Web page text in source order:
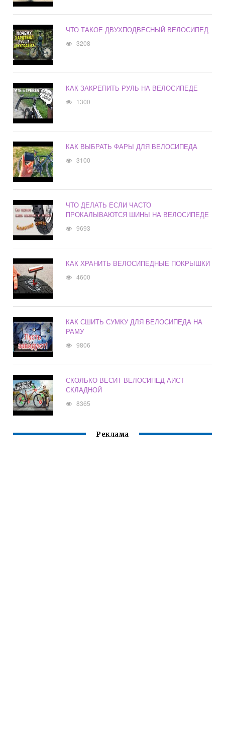
ЧТО ТАКОЕ ДВУХПОДВЕСНЫЙ ВЕЛОСИПЕД
3208
КАК ЗАКРЕПИТЬ РУЛЬ НА ВЕЛОСИПЕДЕ
1300
КАК ВЫБРАТЬ ФАРЫ ДЛЯ ВЕЛОСИПЕДА
3100
ЧТО ДЕЛАТЬ ЕСЛИ ЧАСТО
ПРОКАЛЫВАЮТСЯ ШИНЫ НА ВЕЛОСИПЕДЕ
9693
КАК ХРАНИТЬ ВЕЛОСИПЕДНЫЕ ПОКРЫШКИ
4600
КАК СШИТЬ СУМКУ ДЛЯ ВЕЛОСИПЕДА НА
РАМУ
9806
СКОЛЬКО ВЕСИТ ВЕЛОСИПЕД АИСТ
СКЛАДНОЙ
8365
Реклама